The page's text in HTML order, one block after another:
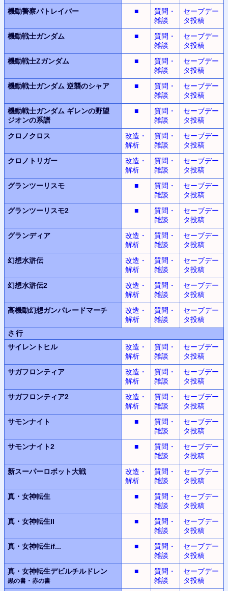
機動警察パトレイバー
■
質問・
雑談
セーブデー
タ投稿
機動戦士ガンダム
■
質問・
雑談
セーブデー
タ投稿
機動戦士Zガンダム
■
質問・
雑談
セーブデー
タ投稿
機動戦士ガンダム 逆襲のシャア ■
質問・
雑談
セーブデー
タ投稿
機動戦士ガンダム ギレンの野望
ジオンの系譜
■
質問・
雑談
セーブデー
タ投稿
クロノクロス
改造・
解析
質問・
雑談
セーブデー
タ投稿
クロノトリガー
改造・
解析
質問・
雑談
セーブデー
タ投稿
グランツーリスモ
■
質問・
雑談
セーブデー
タ投稿
グランツーリスモ2
■
質問・
雑談
セーブデー
タ投稿
グランディア
改造・
解析
質問・
雑談
セーブデー
タ投稿
幻想水滸伝
改造・
解析
質問・
雑談
セーブデー
タ投稿
幻想水滸伝2
改造・
解析
質問・
雑談
セーブデー
タ投稿
高機動幻想ガンパレードマーチ
改造・
解析
質問・
雑談
セーブデー
タ投稿
さ行
サイレントヒル
改造・
解析
質問・
雑談
セーブデー
タ投稿
サガフロンティア
改造・
解析
質問・
雑談
セーブデー
タ投稿
サガフロンティア2
改造・
解析
質問・
雑談
セーブデー
タ投稿
サモンナイト
■
質問・
雑談
セーブデー
タ投稿
サモンナイト2
■
質問・
雑談
セーブデー
タ投稿
新スーパーロボット大戦
改造・
解析
質問・
雑談
セーブデー
タ投稿
真・女神転生
■
質問・
雑談
セーブデー
タ投稿
真・女神転生II
■
質問・
雑談
セーブデー
タ投稿
真・女神転生if... ■
質問・
雑談
セーブデー
タ投稿
真・女神転生デビルチルドレン
黒の書・赤の書
■
質問・
雑談
セーブデー
タ投稿